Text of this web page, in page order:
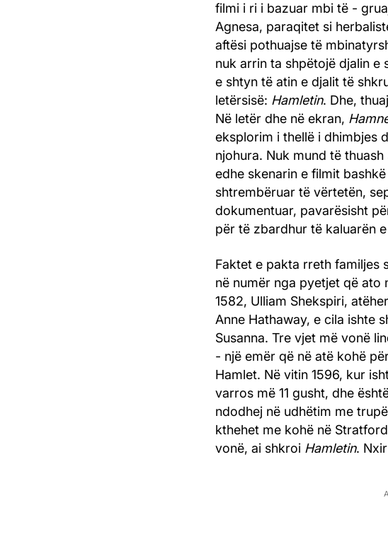
filmi i ri i bazuar mbi të -
Agnesa, paraqitet si
aftësi pothuajse të
nuk arrin ta shpëtojë djalin e
e shtyn të atin e djalit të
letërsisë: Hamletin. Dhe,
Në letër dhe në ekran,
eksplorim i thellë i dhimbjes
njohura. Nuk mund të
edhe skenarin e filmit
shtrembëruar të vërtetën,
dokumentuar, pavarësisht
për të zbardhur të kaluarën
Faktet e pakta rreth familjes
në numër nga pyetjet që ato
1582, Ulliam Shekspiri,
Anne Hathaway, e cila ishte
Susanna. Tre vjet më vonë
- një emër që në atë kohë
Hamlet. Në vitin 1596, kur
varros më 11 gusht, dhe
ndodhej në udhëtim me
kthehet me kohë në
vonë, ai shkroi Hamletin.